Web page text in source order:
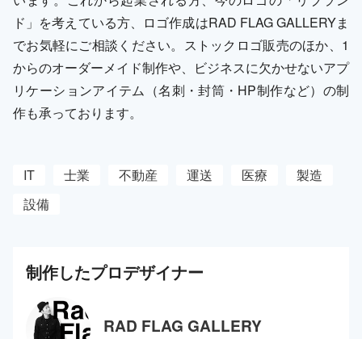
ド」を考えている方、ロゴ作成はRAD FLAG GALLERYま
でお気軽にご相談ください。ストックロゴ販売のほか、1
からのオーダーメイド制作や、ビジネスに欠かせないアプ
リケーションアイテム（名刺・封筒・HP制作など）の制
作も承っております。
IT 士業 不動産 運送 医療
製造
設備
制作したプロデザイナー
RAD FLAG GALLERY